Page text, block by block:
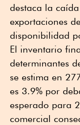
destaca la
exportaciones
disponibilidad
El inventario
determinantes
se estima en
es 3.9% por
esperado para
comercial